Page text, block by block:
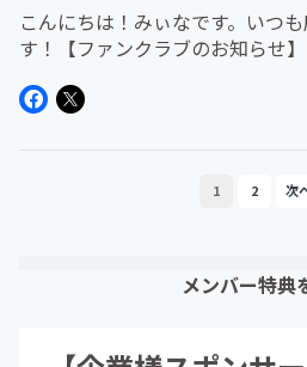
こんにちは！みぃなです。いつ
す！【ファンクラブのお知らせ
には さらに特別な特典が増えて
1 2
メンバー特典